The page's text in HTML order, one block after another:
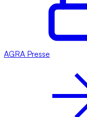
AGRA Presse